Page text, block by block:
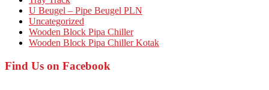
U Beugel – Pipe Beugel PLN
Uncategorized
Wooden Block Pipa Chiller
Wooden Block Pipa Chiller Kotak
Find Us on Facebook